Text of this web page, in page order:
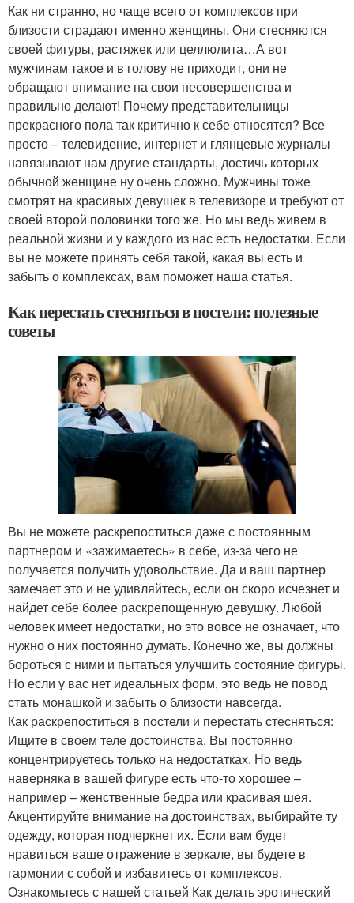
Как ни странно, но чаще всего от комплексов при
близости страдают именно женщины. Они стесняются
своей фигуры, растяжек или целлюлита…А вот
мужчинам такое и в голову не приходит, они не
обращают внимание на свои несовершенства и
правильно делают! Почему представительницы
прекрасного пола так критично к себе относятся? Все
просто – телевидение, интернет и глянцевые журналы
навязывают нам другие стандарты, достичь которых
обычной женщине ну очень сложно. Мужчины тоже
смотрят на красивых девушек в телевизоре и требуют от
своей второй половинки того же. Но мы ведь живем в
реальной жизни и у каждого из нас есть недостатки. Если
вы не можете принять себя такой, какая вы есть и
забыть о комплексах, вам поможет наша статья.
Как перестать стесняться в постели: полезные
советы
Вы не можете раскрепоститься даже с постоянным
партнером и «зажимаетесь» в себе, из-за чего не
получается получить удовольствие. Да и ваш партнер
замечает это и не удивляйтесь, если он скоро исчезнет и
найдет себе более раскрепощенную девушку. Любой
человек имеет недостатки, но это вовсе не означает, что
нужно о них постоянно думать. Конечно же, вы должны
бороться с ними и пытаться улучшить состояние фигуры.
Но если у вас нет идеальных форм, это ведь не повод
стать монашкой и забыть о близости навсегда.
Как раскрепоститься в постели и перестать стесняться:
Ищите в своем теле достоинства. Вы постоянно
концентрируетесь только на недостатках. Но ведь
наверняка в вашей фигуре есть что-то хорошее –
например – женственные бедра или красивая шея.
Акцентируйте внимание на достоинствах, выбирайте ту
одежду, которая подчеркнет их. Если вам будет
нравиться ваше отражение в зеркале, вы будете в
гармонии с собой и избавитесь от комплексов.
Ознакомьтесь с нашей статьей Как делать эротический